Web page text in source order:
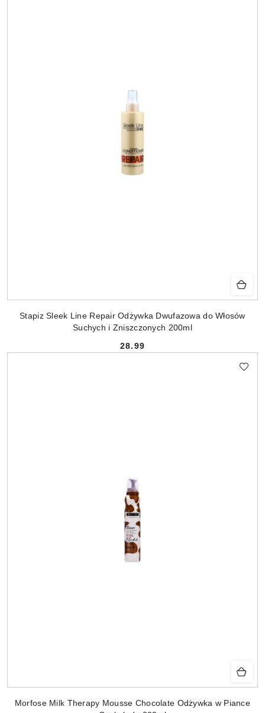
Stapiz Sleek Line Repair Odżywka Dwufazowa do Włosów
Suchych i Zniszczonych 200ml
Cena:
28.99
Morfose Milk Therapy Mousse Chocolate Odżywka w Piance